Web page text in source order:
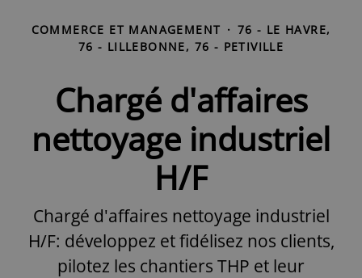
COMMERCE ET MANAGEMENT · 76 - LE HAVRE,
76 - LILLEBONNE, 76 - PETIVILLE
Chargé d'affaires
nettoyage industriel
H/F
Chargé d'affaires nettoyage industriel
H/F: développez et fidélisez nos clients,
pilotez les chantiers THP et leur